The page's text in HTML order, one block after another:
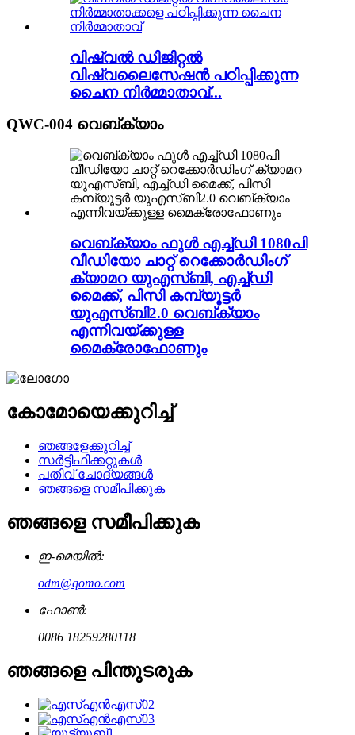
വിഷ്വൽ ഡിജിറ്റൽ
വിഷ്വലൈസേഷൻ പഠിപ്പിക്കുന്ന
ചൈന നിർമ്മാതാവ്...
QWC-004 വെബ്‌ക്യാം
വെബ്‌ക്യാം ഫുൾ എച്ച്‌ഡി 1080പി
വീഡിയോ ചാറ്റ് റെക്കോർഡിംഗ്
ക്യാമറ യുഎസ്ബി, എച്ച്ഡി
മൈക്ക്, പിസി കമ്പ്യൂട്ടർ
യുഎസ്ബി2.0 വെബ്‌ക്യാം
എന്നിവയ്‌ക്കുള്ള
മൈക്രോഫോണും
കോമോയെക്കുറിച്ച്
ഞങ്ങളേക്കുറിച്ച്
സർട്ടിഫിക്കറ്റുകൾ
പതിവ് ചോദ്യങ്ങൾ
ഞങ്ങളെ സമീപിക്കുക
ഞങ്ങളെ സമീപിക്കുക
ഇ-മെയിൽ:
odm@qomo.com
ഫോൺ:
0086 18259280118
ഞങ്ങളെ പിന്തുടരുക